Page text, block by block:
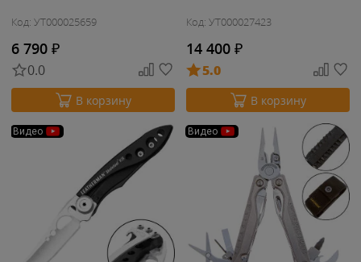
Код: УТ000025659
6 790 ₽
0.0
В корзину
Код: УТ000027423
14 400 ₽
5.0
В корзину
Видео Видео